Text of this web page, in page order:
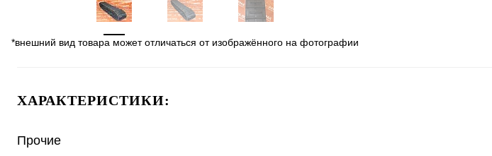
*внешний вид товара может отличаться от изображённого на фотографии
ХАРАКТЕРИСТИКИ:
Прочие